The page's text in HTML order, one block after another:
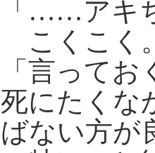
「……アキ
こくこく
「言って
死にたくな
ばない方が